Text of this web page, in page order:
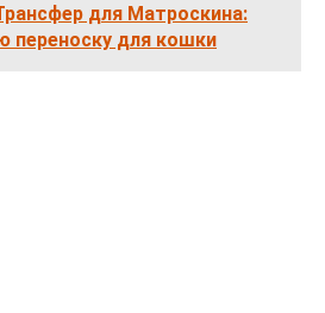
для Матроскина:
переноску для кошки